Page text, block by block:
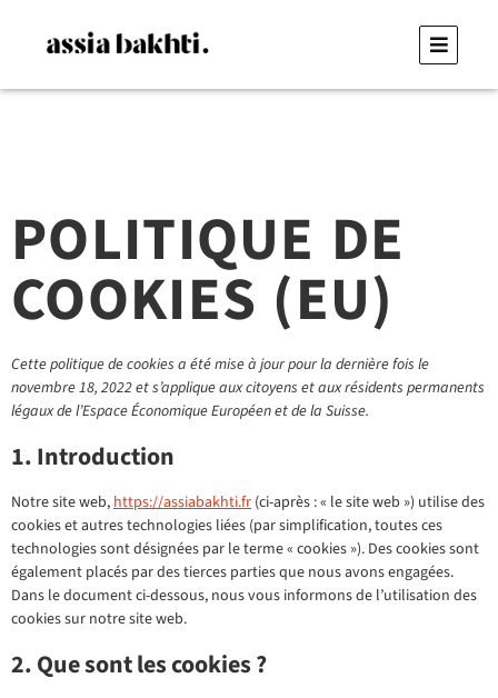
POLITIQUE DE
COOKIES (EU)
Cette politique de cookies a été mise à jour pour la dernière fois le
novembre 18, 2022 et s’applique aux citoyens et aux résidents permanents
légaux de l’Espace Économique Européen et de la Suisse.
1. Introduction
Notre site web,https://assiabakhti.fr (ci-après : « le site web ») utilise des
cookies et autres technologies liées (par simplification, toutes ces
technologies sont désignées par le terme « cookies »). Des cookies sont
également placés par des tierces parties que nous avons engagées.
Dans le document ci-dessous, nous vous informons de l’utilisation des
cookies sur notre site web.
2. Que sont les cookies ?